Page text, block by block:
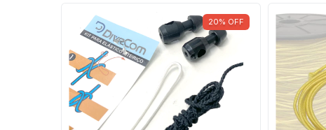
20% OFF